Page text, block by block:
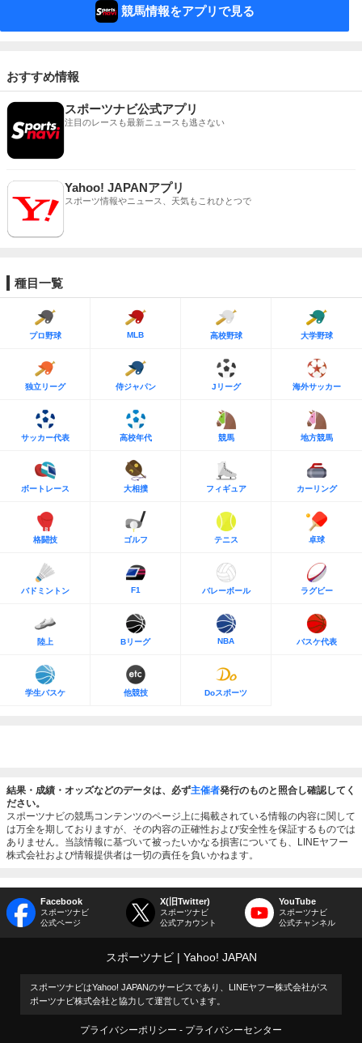
競馬情報をアプリで見る
おすすめ情報
スポーツナビ公式アプリ
注目のレースも最新ニュースも逃さない
Yahoo! JAPANアプリ
スポーツ情報やニュース、天気もこれひとつで
種目一覧
プロ野球 MLB 高校野球 大学野球
独立リーグ 侍ジャパン Jリーグ 海外サッカー
サッカー代表 高校年代 競馬 地方競馬
ボートレース 大相撲 フィギュア カーリング
格闘技 ゴルフ テニス 卓球
バドミントン F1 バレーボール ラグビー
陸上 Bリーグ NBA バスケ代表
学生バスケ 他競技 Doスポーツ
結果・成績・オッズなどのデータは、必ず主催者発行のものと照合し確認してく
ださい。
スポーツナビの競馬コンテンツのページ上に掲載されている情報の内容に関して
は万全を期しておりますが、その内容の正確性および安全性を保証するものでは
ありません。当該情報に基づいて被ったいかなる損害についても、LINEヤフー
株式会社および情報提供者は一切の責任を負いかねます。
Facebook
スポーツナビ
公式ページ
X(旧Twitter)
スポーツナビ
公式アカウント
YouTube
スポーツナビ
公式チャンネル
スポーツナビ Yahoo! JAPAN
スポーツナビはYahoo! JAPANのサービスであり、LINEヤフー株式会社がス
ポーツナビ株式会社と協力して運営しています。
プライバシーポリシー プライバシーセンター